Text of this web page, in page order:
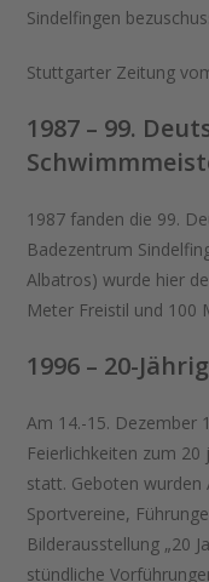
Sindelfingen
Stuttgarter Zeitung
1987 – 99.
1987 fanden die 99.
Badezentrum
Albatros) wurde hier
Meter Freistil und 100
1996 – 20-
Am 14.-15. Dezember
Feierlichkeiten zum
statt. Geboten
Sportvereine,
Bilderausstellung „20
stündliche